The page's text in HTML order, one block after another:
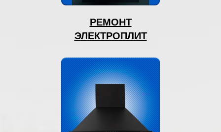
РЕМОНТ
ЭЛЕКТРОПЛИТ